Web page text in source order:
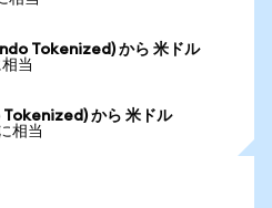
Tokenized) から 米ドル
当
から 米ドル
相当